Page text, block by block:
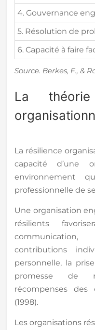
4. Gouvernance
5. Résolution de
6. Capacité à faire
Source. Berkes, F., &
La
La résilience
capacité d’une
environnement
professionnelle de
Une organisation
résilients
contributions
personnelle, la
promesse de
récompenses des
(1998).
Les organisations